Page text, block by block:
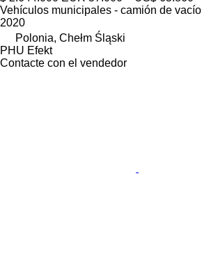
Vehículos municipales - camión de vacío
2020
Polonia, Chełm Śląski
PHU Efekt
Contacte con el vendedor